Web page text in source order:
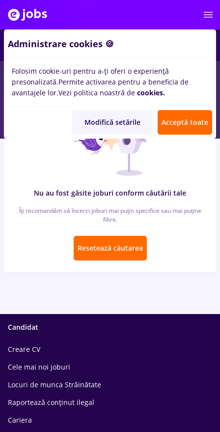
locuri de muncaPart timeinStrainatatepentru
experientainMedicina / Sanatate
Nu au fost găsite joburi conform căutării tale
Îți recomandăm să încerci joburi mai puțin specifice sau mai puține
filtre.
Resetează căutarea
Candidat
Creare CV
Cele mai noi joburi
Locuri de munca Străinătate
Raportează conținut ilegal
Cariera
Administrare cookies 🍪
Folosim cookie-uri pentru a-ți oferi o experiență
presonalizată.Permite activarea pentru a beneficia de
avantajele lor.Vezi politica noastră de cookies.
Modifică setările Acceptă toate